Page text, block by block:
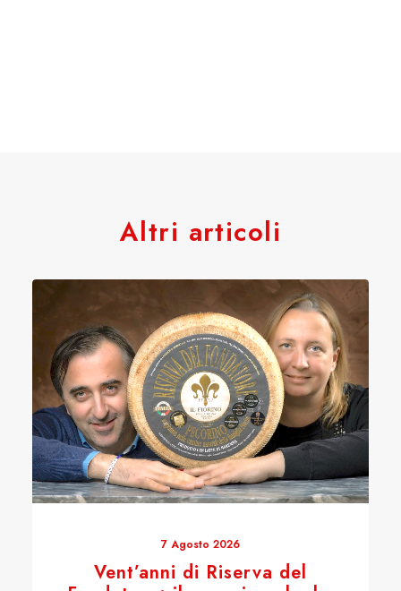
Altri articoli
7 Agosto 2026
Vent’anni di Riserva del